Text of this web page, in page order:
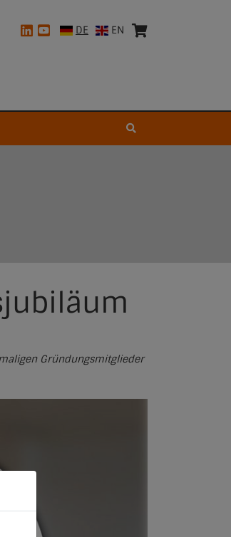
DE EN
Gründungsmitglieder